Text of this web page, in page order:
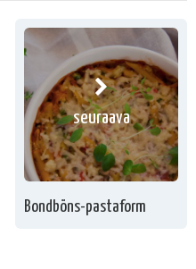
seuraava
Bondböns-pastaform